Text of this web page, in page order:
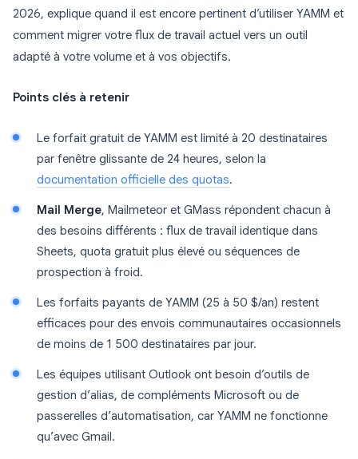
2026, explique quand il est encore pertinent d’utiliser YAMM et
comment migrer votre flux de travail actuel vers un outil
adapté à votre volume et à vos objectifs.
Points clés à retenir
Le forfait gratuit de YAMM est limité à 20 destinataires
par fenêtre glissante de 24 heures, selon la
documentation officielle des quotas.
Mail Merge, Mailmeteor et GMass répondent chacun à
des besoins différents : flux de travail identique dans
Sheets, quota gratuit plus élevé ou séquences de
prospection à froid.
Les forfaits payants de YAMM (25 à 50 $/an) restent
efficaces pour des envois communautaires occasionnels
de moins de 1 500 destinataires par jour.
Les équipes utilisant Outlook ont besoin d’outils de
gestion d’alias, de compléments Microsoft ou de
passerelles d’automatisation, car YAMM ne fonctionne
qu’avec Gmail.